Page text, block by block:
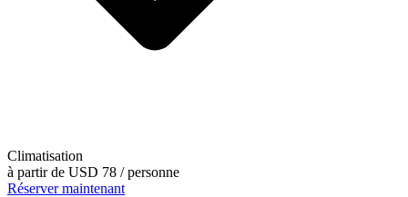
Climatisation
à partir de USD 78 / personne
Réserver maintenant